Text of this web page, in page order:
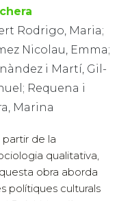
Rodrigo, Maria;
Nicolau, Emma;
i Martí, Gil-
Requena i
Marina
partir de la
qualitativa,
obra aborda
polítiques culturals